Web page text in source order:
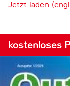
Jetzt laden
kostenloses